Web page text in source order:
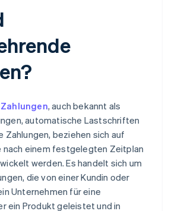
, auch bekannt als
automatische Lastschriften
beziehen sich auf
nach einem festgelegten Zeitplan
werden. Es handelt sich um
die von einer Kundin oder
Unternehmen für eine
ein Produkt geleistet und in